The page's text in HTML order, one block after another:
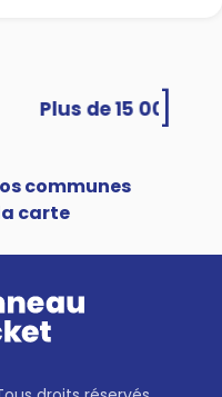
communes
carte